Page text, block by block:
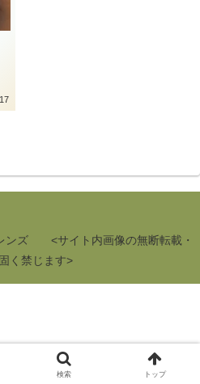
ンズ <サイト内画像の無断転載・
く禁じます>
検索 トップ